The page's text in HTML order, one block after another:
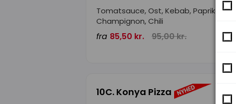
Tomatsauce, Ost, Kebab, Paprika,
Champignon, Chili
fra 85,50 kr. 95,00 kr.
10C. Konya Pizza